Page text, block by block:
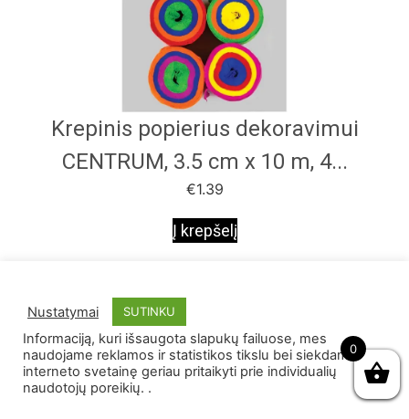
Krepinis popierius dekoravimui
CENTRUM, 3.5 cm x 10 m, 4...
€1.39
Į krepšelį
Nustatymai SUTINKU
Informaciją, kuri išsaugota slapukų failuose, mes
naudojame reklamos ir statistikos tikslu bei siekdami
interneto svetainę geriau pritaikyti prie individualių
naudotojų poreikių. .
0